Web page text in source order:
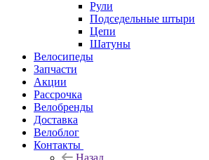
Рули
Подседельные штыри
Цепи
Шатуны
Велосипеды
Запчасти
Акции
Рассрочка
Велобренды
Доставка
Велоблог
Контакты
Назад